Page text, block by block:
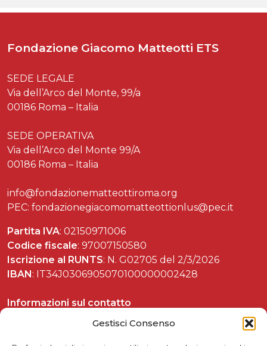
Gestisci Consenso
Fondazione Giacomo Matteotti ETS
SEDE LEGALE
Via dell’Arco del Monte, 99/a
00186 Roma – Italia
SEDE OPERATIVA
Via dell’Arco del Monte 99/A
00186 Roma – Italia
info@fondazionematteottiroma.org
PEC: fondazionegiacomomatteottionlus@pec.it
Partita IVA: 02150971006
Codice fiscale: 97007150580
Iscrizione al RUNTS: N. G02705 del 2/3/2026
IBAN : IT34J0306905070100000002428
Informazioni sul contatto